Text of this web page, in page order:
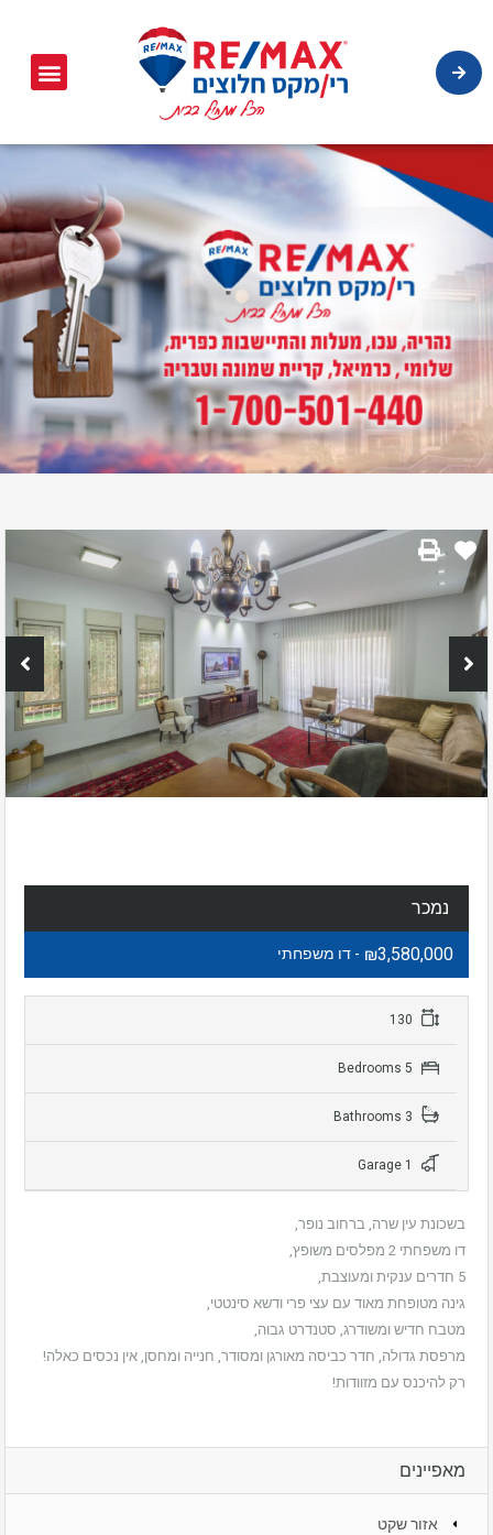
נמכר
₪3,580,000 - דו משפחתי
בשכונת עין שרה, ברחוב נופר,
דו משפחתי 2 מפלסים משופץ,
5 חדרים ענקית ומעוצבת,
גינה מטופחת מאוד עם עצי פרי ודשא סינטטי,
מטבח חדיש ומשודרג, סטנדרט גבוה,
מרפסת גדולה, חדר כביסה מאורגן ומסודר, חנייה ומחסן, אין נכסים כאלה!
רק להיכנס עם מזוודות!
מאפיינים
אזור שקט